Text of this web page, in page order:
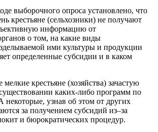
выборочного опроса установлено, что
крестьяне (сельхозники) не получают
информацию от
о том, на какие виды
ими культуры и продукции
определенные субсидии и в каком
крестьяне (хозяйства) зачастую
каких-либо программ по
узнав об этом от других
за получением субсидий из–за
и бюрократических процедур.